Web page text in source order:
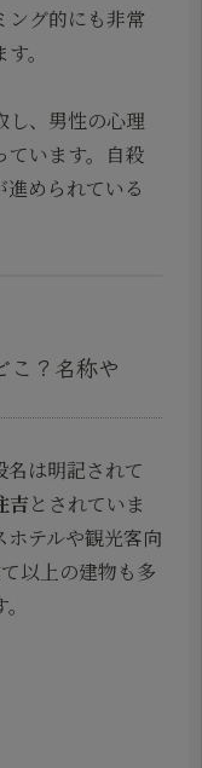
ング的にも非常
。
し、男性の心理
ています。自殺
められている
？名称や
は明記されて
吉とされていま
テルや観光客向
以上の建物も多